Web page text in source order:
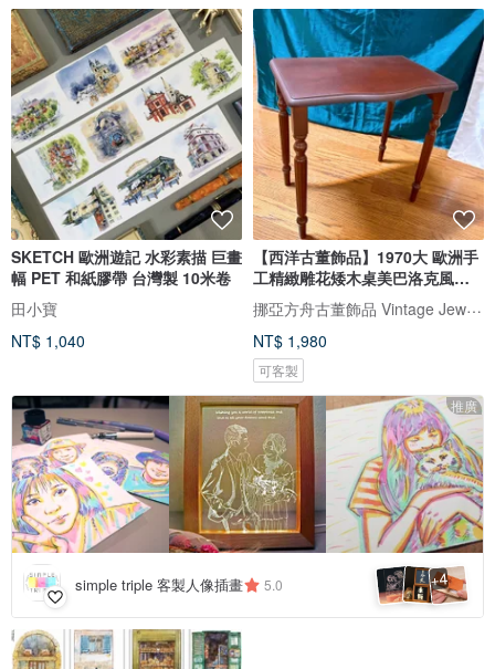
SKETCH 歐洲遊記 水彩素描 巨畫
幅 PET 和紙膠帶 台灣製 10米卷
田小寶
NT$ 1,040
【西洋古董飾品】1970大 歐洲手
工精緻雕花矮木桌美巴洛克風木
桌
挪亞方舟古董飾品 Vintage Jewelry
NT$ 1,980
可客製
推廣
simple triple 客製人像插畫 5.0 +4